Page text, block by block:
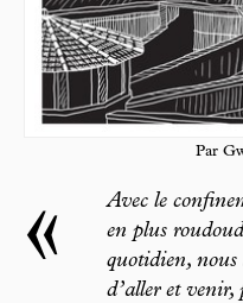
Par
«
Avec le
en plus
quotidien, nous
d’aller et venir,